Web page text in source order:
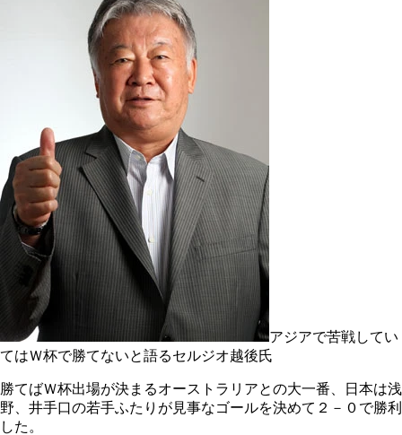
アジアで苦戦してい
てはＷ杯で勝てないと語るセルジオ越後氏
勝てばＷ杯出場が決まるオーストラリアとの大一番、日本は浅
野、井手口の若手ふたりが見事なゴールを決めて２－０で勝利
した。